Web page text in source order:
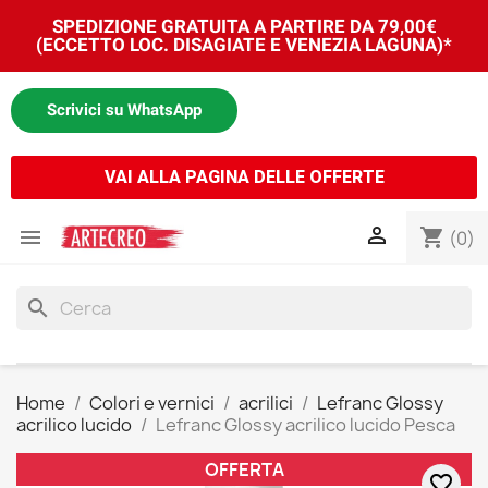
SPEDIZIONE GRATUITA A PARTIRE DA 79,00€
(ECCETTO LOC. DISAGIATE E VENEZIA LAGUNA)*
Scrivici su WhatsApp
VAI ALLA PAGINA DELLE OFFERTE
 shopping_cart (0)

search
Home Colori e vernici acrilici
Lefranc Glossy
acrilico lucido
Lefranc Glossy acrilico lucido Pesca
OFFERTA